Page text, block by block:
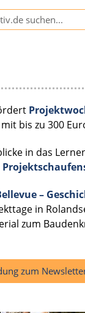
mit bis zu 300
in das
–
in
zum
zum